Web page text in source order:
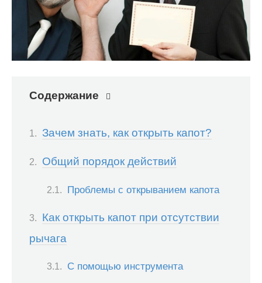
Содержание
Зачем знать, как открыть капот?
Общий порядок действий
Проблемы с открыванием капота
Как открыть капот при отсутствии
рычага
С помощью инструмента